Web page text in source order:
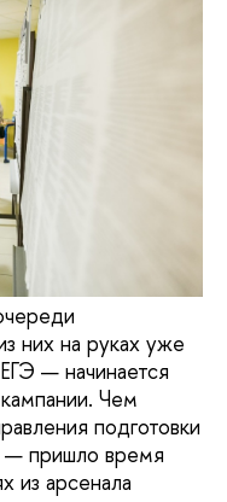
них на руках уже
— начинается
Чем
подготовки
— пришло время
из арсенала